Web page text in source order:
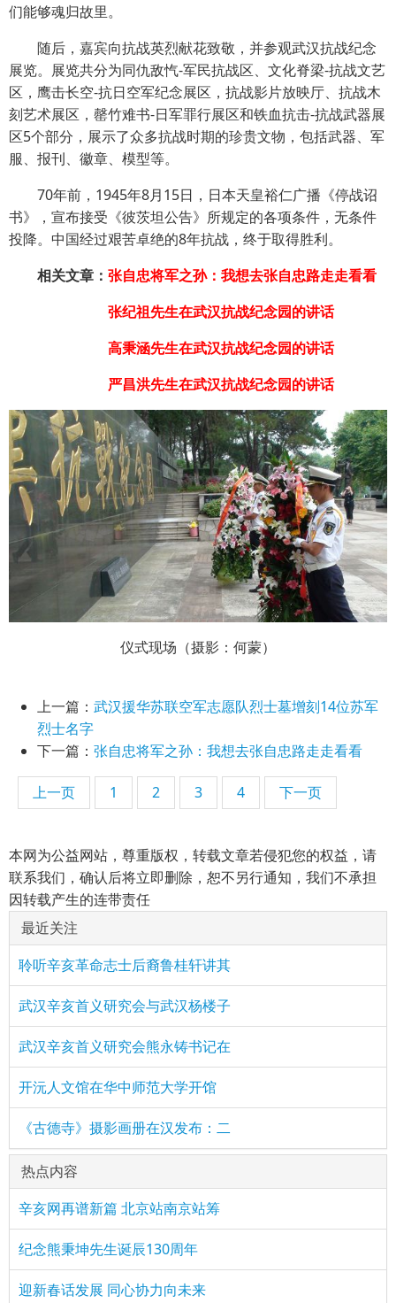
们能够魂归故里。
随后，嘉宾向抗战英烈献花致敬，并参观武汉抗战纪念
展览。展览共分为同仇敌忾-军民抗战区、文化脊梁-抗战文艺
区，鹰击长空-抗日空军纪念展区，抗战影片放映厅、抗战木
刻艺术展区，罄竹难书-日军罪行展区和铁血抗击-抗战武器展
区5个部分，展示了众多抗战时期的珍贵文物，包括武器、军
服、报刊、徽章、模型等。
70年前，1945年8月15日，日本天皇裕仁广播《停战诏
书》，宣布接受《彼茨坦公告》所规定的各项条件，无条件
投降。中国经过艰苦卓绝的8年抗战，终于取得胜利。
相关文章： 张自忠将军之孙：我想去张自忠路走走看看
张纪祖先生在武汉抗战纪念园的讲话
高秉涵先生在武汉抗战纪念园的讲话
严昌洪先生在武汉抗战纪念园的讲话
仪式现场（摄影：何蒙）
上一篇： 武汉援华苏联空军志愿队烈士墓增刻14位苏军
烈士名字
下一篇： 张自忠将军之孙：我想去张自忠路走走看看
上一页 1 2 3 4 下一页
本网为公益网站，尊重版权，转载文章若侵犯您的权益，请
联系我们，确认后将立即删除，恕不另行通知，我们不承担
因转载产生的连带责任
最近关注
聆听辛亥革命志士后裔鲁桂轩讲其
武汉辛亥首义研究会与武汉杨楼子
武汉辛亥首义研究会熊永铸书记在
开沅人文馆在华中师范大学开馆
《古德寺》摄影画册在汉发布：二
热点内容
辛亥网再谱新篇 北京站南京站筹
纪念熊秉坤先生诞辰130周年
迎新春话发展 同心协力向未来